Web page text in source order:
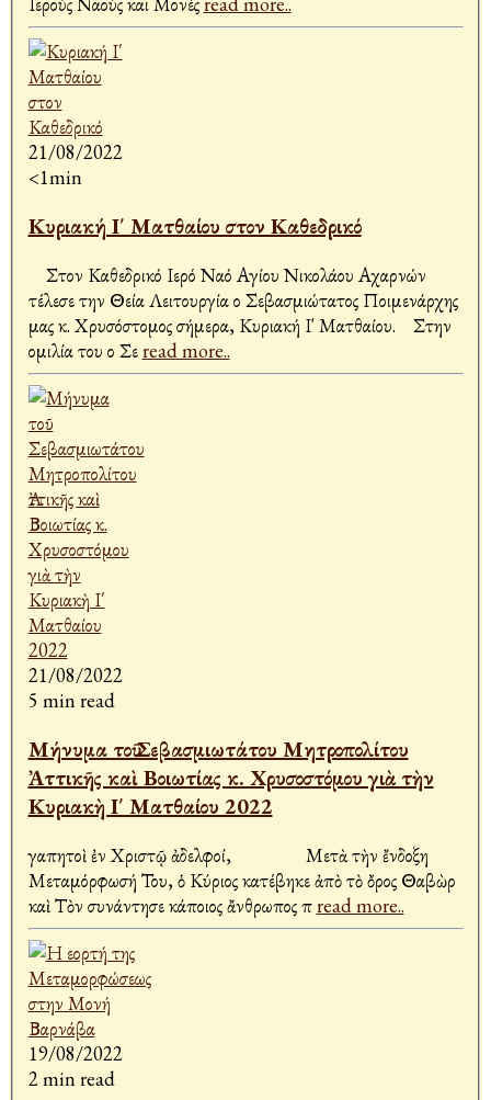
21/08/2022
<1min
Κυριακή Ι΄ Ματθαίου στον Καθεδρικό
Στον Καθεδρικό Ιερό Ναό Αγίου Νικολάου Αχαρνών
τέλεσε την Θεία Λειτουργία ο Σεβασμιώτατος Ποιμενάρχης
μας κ. Χρυσόστομος σήμερα, Κυριακή Ι' Ματθαίου. Στην
ομιλία του ο Σεread more..
21/08/2022
5 min read
Μήνυμα τοῦ Σεβασμιωτάτου Μητροπολίτου
Ἀττικῆς καὶ Βοιωτίας κ. Χρυσοστόμου γιὰ τὴν
Κυριακὴ Ι΄ Ματθαίου 2022
Ἀγαπητοὶ ἐν Χριστῷ ἀδελφοί, Μετὰ τὴν ἔνδοξη
Μεταμόρφωσή Του, ὁ Κύριος κατέβηκε ἀπὸ τὸ ὄρος Θαβὼρ
καὶ Τὸν συνάντησε κάποιος ἄνθρωπος πread more..
19/08/2022
2 min read